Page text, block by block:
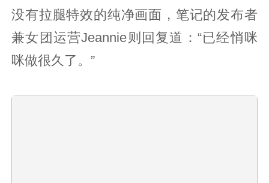
没有拉腿特效的纯净画面，笔记的发布者
兼女团运营Jeannie则回复道：“已经悄咪
咪做很久了。”